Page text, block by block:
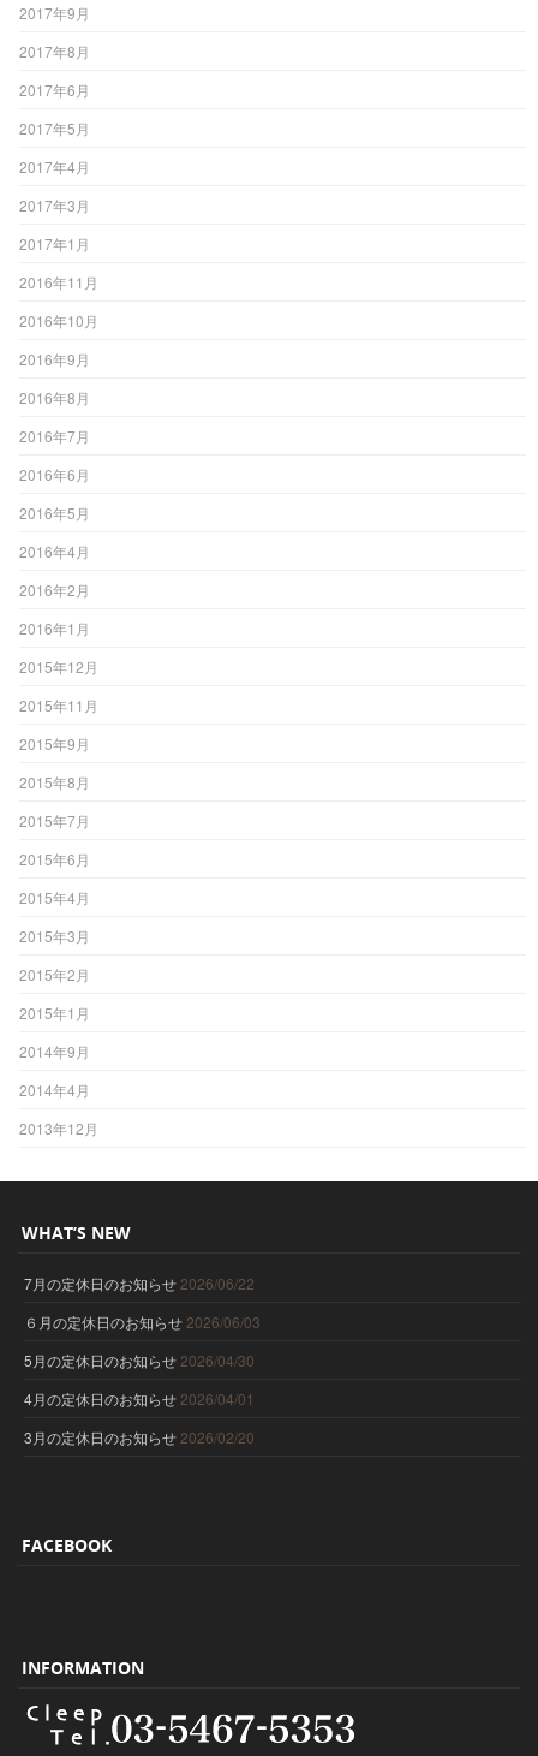
2017年9月
2017年8月
2017年6月
2017年5月
2017年4月
2017年3月
2017年1月
2016年11月
2016年10月
2016年9月
2016年8月
2016年7月
2016年6月
2016年5月
2016年4月
2016年2月
2016年1月
2015年12月
2015年11月
2015年9月
2015年8月
2015年7月
2015年6月
2015年4月
2015年3月
2015年2月
2015年1月
2014年9月
2014年4月
2013年12月
WHAT’S NEW
7月の定休日のお知らせ 2026/06/22
６月の定休日のお知らせ 2026/06/03
5月の定休日のお知らせ 2026/04/30
4月の定休日のお知らせ 2026/04/01
3月の定休日のお知らせ 2026/02/20
FACEBOOK
INFORMATION